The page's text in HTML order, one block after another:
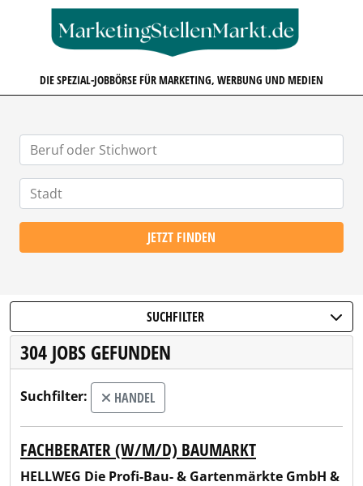
DIE SPEZIAL-JOBBÖRSE FÜR MARKETING, WERBUNG UND MEDIEN
JETZT FINDEN
SUCHFILTER
304 JOBS GEFUNDEN
Suchfilter: HANDEL
FACHBERATER (W/M/D) BAUMARKT
HELLWEG Die Profi-Bau- & Gartenmärkte GmbH &